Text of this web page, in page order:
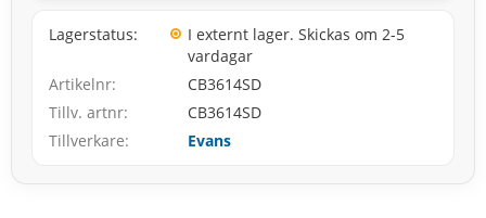
Lagerstatus
I externt lager. Skickas om 2-5
vardagar
Artikelnr
CB3614SD
Tillv. artnr
CB3614SD
Tillverkare
Evans